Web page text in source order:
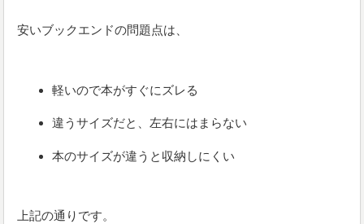
安いブックエンドの問題点は、
軽いので本がすぐにズレる
違うサイズだと、左右にはまらない
本のサイズが違うと収納しにくい
上記の通りです。